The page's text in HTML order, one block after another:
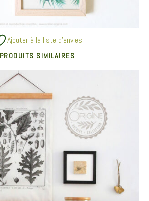
Ajouter à la liste d’envies
PRODUITS SIMILAIRES